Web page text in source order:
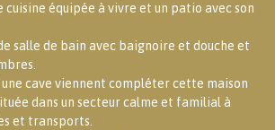
cuisine équipée à vivre et un patio avec son
salle de bain avec baignoire et douche et
cave viennent compléter cette maison
dans un secteur calme et familial à
et transports.